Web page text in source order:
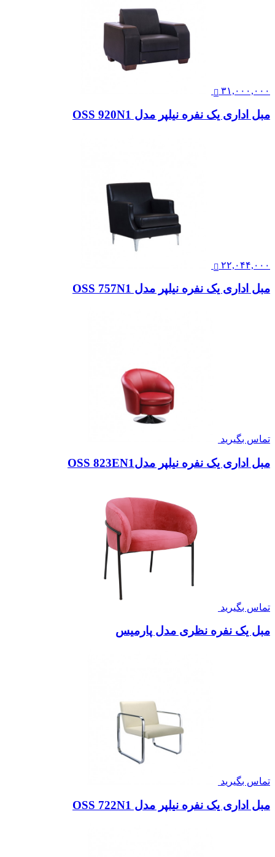
۳۱,۰۰۰,۰۰۰
مبل اداری یک نفره نیلپر مدل OSS 920N1
۲۲,۰۴۴,۰۰۰
مبل اداری یک نفره نیلپر مدل OSS 757N1
تماس بگیرید
مبل اداری یک نفره نیلپر مدلOSS 823EN1
تماس بگیرید
مبل یک نفره نظری مدل پارمیس
تماس بگیرید
مبل اداری یک نفره نیلپر مدل OSS 722N1